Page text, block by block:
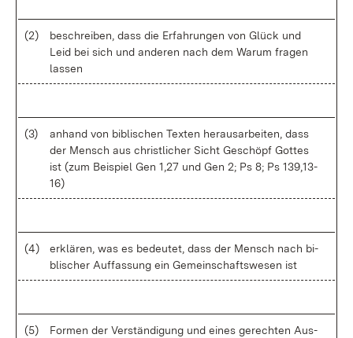
(2)
be­schrei­ben, dass die Er­fah­run­gen von Glück und
Leid bei sich und an­de­ren nach dem War­um fra­gen
las­sen
(3)
an­hand von bi­bli­schen Tex­ten her­aus­ar­bei­ten, dass
der Mensch aus christ­li­cher Sicht Ge­schöpf Got­tes
ist (zum Bei­spiel Gen 1,27 und Gen 2; Ps 8; Ps 139,13-
16)
(4)
er­klä­ren, was es be­deu­tet, dass der Mensch nach bi­
bli­scher Auf­fas­sung ein Ge­mein­schafts­we­sen ist
(5)
For­men der Ver­stän­di­gung und ei­nes ge­rech­ten Aus­